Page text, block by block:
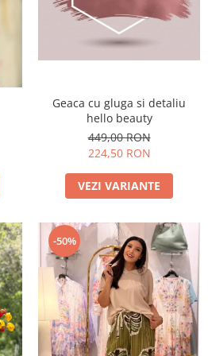
Geaca cu gluga si detaliu
hello beauty
449,00 RON
224,50 RON
VEZI VARIANTE
-50%